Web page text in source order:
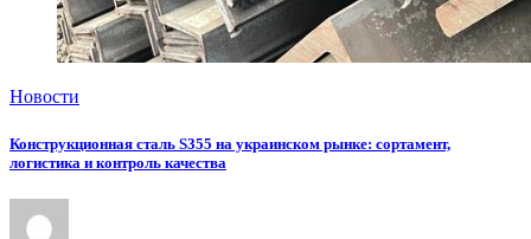
Новости
Конструкционная сталь S355 на украинском рынке: сортамент,
логистика и контроль качества